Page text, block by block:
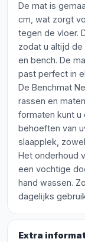
De mat is
cm, wat zorgt
tegen de vloer.
zodat u altijd
en bench. De
past perfect in
De Benchmat
rassen en
formaten kunt
behoeften van
slaapplek,
Het onderhoud
een vochtige
hand wassen.
dagelijks
Extra